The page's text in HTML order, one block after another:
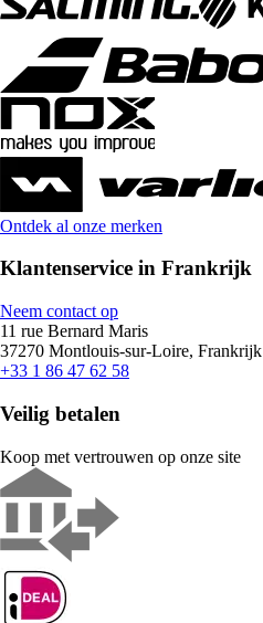
Ontdek al onze merken
Klantenservice in Frankrijk
Neem contact op
11 rue Bernard Maris
37270 Montlouis-sur-Loire, Frankrijk
+33 1 86 47 62 58
Veilig betalen
Koop met vertrouwen op onze site